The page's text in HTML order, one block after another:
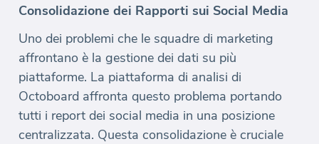
Consolidazione dei Rapporti sui Social Media
Uno dei problemi che le squadre di marketing
affrontano è la gestione dei dati su più
piattaforme. La piattaforma di analisi di
Octoboard affronta questo problema portando
tutti i report dei social media in una posizione
centralizzata. Questa consolidazione è cruciale